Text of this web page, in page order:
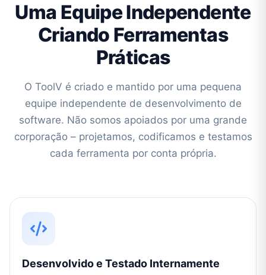
Uma Equipe Independente
Criando Ferramentas
Práticas
O ToolV é criado e mantido por uma pequena
equipe independente de desenvolvimento de
software. Não somos apoiados por uma grande
corporação – projetamos, codificamos e testamos
cada ferramenta por conta própria.
Desenvolvido e Testado Internamente